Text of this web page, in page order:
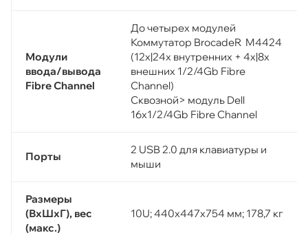
Модули
ввода/вывода
Fibre Channel
До четырех модулей
Коммутатор BrocadeR M4424
(12x|24x внутренних + 4x|8x
внешних 1/2/4Gb Fibre
Channel)
Сквозной> модуль Dell
16х1/2/4Gb Fibre Channel
Порты
2 USB 2.0 для клавиатуры и
мыши
Размеры
(ВхШхГ), вес
(макс.)
10U; 440х447х754 мм; 178,7 кг